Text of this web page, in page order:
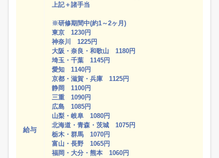
給与
上記＋諸手当
※研修期間中(約1～2ヶ月)
東京 1230円
神奈川 1225円
大阪・奈良・和歌山 1180円
埼玉・千葉 1145円
愛知 1140円
京都・滋賀・兵庫 1125円
静岡 1100円
三重 1090円
広島 1085円
山梨・岐阜 1080円
北海道・青森・茨城 1075円
栃木・群馬 1070円
富山・長野 1065円
福岡・大分・熊本 1060円